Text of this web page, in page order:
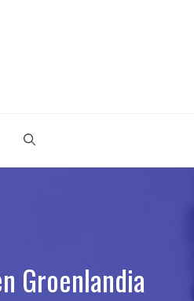
Groenlandia